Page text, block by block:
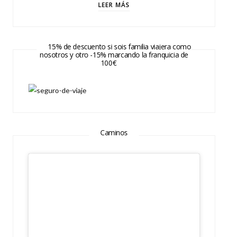
LEER MÁS
15% de descuento si sois familia viajera como
nosotros y otro -15% marcando la franquicia de
100€
Caminos